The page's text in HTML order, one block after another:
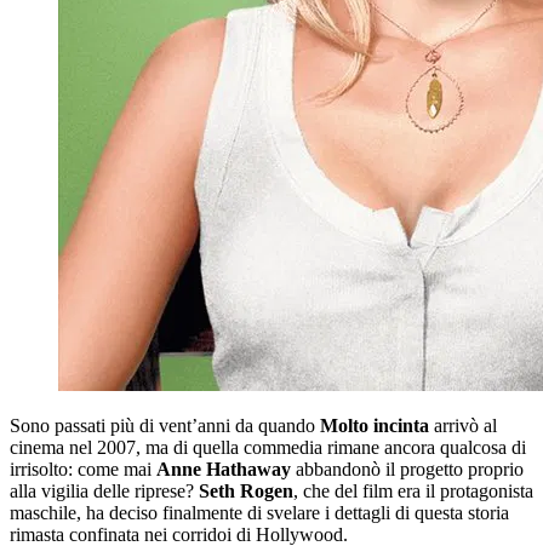
Sono passati più di vent’anni da quando Molto incinta arrivò al
cinema nel 2007, ma di quella commedia rimane ancora qualcosa di
irrisolto: come mai Anne Hathaway abbandonò il progetto proprio
alla vigilia delle riprese? Seth Rogen, che del film era il protagonista
maschile, ha deciso finalmente di svelare i dettagli di questa storia
rimasta confinata nei corridoi di Hollywood.